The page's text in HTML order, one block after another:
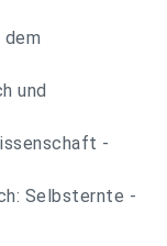
und
-
Selbsternte -